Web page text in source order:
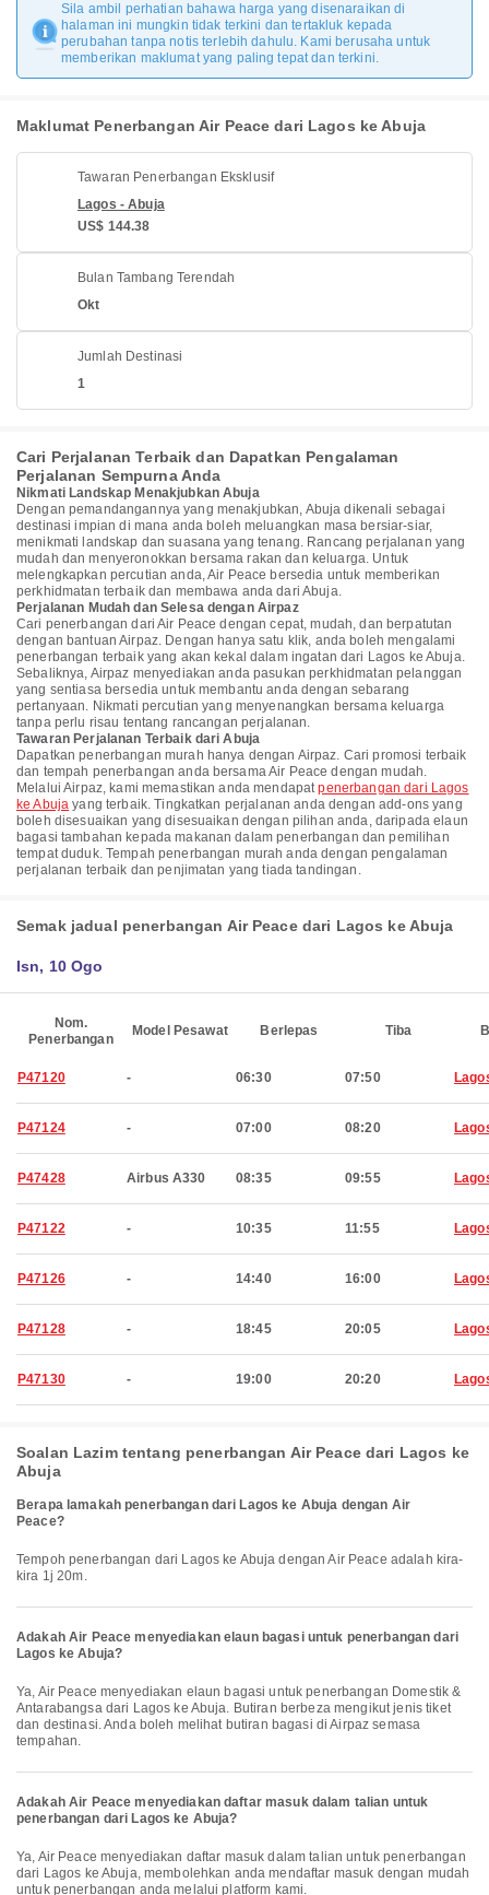
Sila ambil perhatian bahawa harga yang disenaraikan di
halaman ini mungkin tidak terkini dan tertakluk kepada
perubahan tanpa notis terlebih dahulu. Kami berusaha untuk
memberikan maklumat yang paling tepat dan terkini.
Maklumat Penerbangan Air Peace dari Lagos ke Abuja
Tawaran Penerbangan Eksklusif
Lagos - Abuja
US$ 144.38
Bulan Tambang Terendah
Okt
Jumlah Destinasi
1
Cari Perjalanan Terbaik dan Dapatkan Pengalaman
Perjalanan Sempurna Anda
Nikmati Landskap Menakjubkan Abuja
Dengan pemandangannya yang menakjubkan, Abuja dikenali sebagai
destinasi impian di mana anda boleh meluangkan masa bersiar-siar,
menikmati landskap dan suasana yang tenang. Rancang perjalanan yang
mudah dan menyeronokkan bersama rakan dan keluarga. Untuk
melengkapkan percutian anda, Air Peace bersedia untuk memberikan
perkhidmatan terbaik dan membawa anda dari Abuja.
Perjalanan Mudah dan Selesa dengan Airpaz
Cari penerbangan dari Air Peace dengan cepat, mudah, dan berpatutan
dengan bantuan Airpaz. Dengan hanya satu klik, anda boleh mengalami
penerbangan terbaik yang akan kekal dalam ingatan dari Lagos ke Abuja.
Sebaliknya, Airpaz menyediakan anda pasukan perkhidmatan pelanggan
yang sentiasa bersedia untuk membantu anda dengan sebarang
pertanyaan. Nikmati percutian yang menyenangkan bersama keluarga
tanpa perlu risau tentang rancangan perjalanan.
Tawaran Perjalanan Terbaik dari Abuja
Dapatkan penerbangan murah hanya dengan Airpaz. Cari promosi terbaik
dan tempah penerbangan anda bersama Air Peace dengan mudah.
Melalui Airpaz, kami memastikan anda mendapatpenerbangan dari Lagos
ke Abuja yang terbaik. Tingkatkan perjalanan anda dengan add-ons yang
boleh disesuaikan yang disesuaikan dengan pilihan anda, daripada elaun
bagasi tambahan kepada makanan dalam penerbangan dan pemilihan
tempat duduk. Tempah penerbangan murah anda dengan pengalaman
perjalanan terbaik dan penjimatan yang tiada tandingan.
Semak jadual penerbangan Air Peace dari Lagos ke Abuja
Isn, 10 Ogo
Nom.
Penerbangan
Model Pesawat Berlepas Tiba
P47120 - 06:30 07:50
P47124 - 07:00 08:20
P47428 Airbus A330 08:35 09:55
P47122 - 10:35 11:55
P47126 - 14:40 16:00
P47128 - 18:45 20:05
P47130 - 19:00 20:20
Soalan Lazim tentang penerbangan Air Peace dari Lagos ke
Abuja
Berapa lamakah penerbangan dari Lagos ke Abuja dengan Air
Peace?
Tempoh penerbangan dari Lagos ke Abuja dengan Air Peace adalah kira-
kira 1j 20m.
Adakah Air Peace menyediakan elaun bagasi untuk penerbangan dari
Lagos ke Abuja?
Ya, Air Peace menyediakan elaun bagasi untuk penerbangan Domestik &
Antarabangsa dari Lagos ke Abuja. Butiran berbeza mengikut jenis tiket
dan destinasi. Anda boleh melihat butiran bagasi di Airpaz semasa
tempahan.
Adakah Air Peace menyediakan daftar masuk dalam talian untuk
penerbangan dari Lagos ke Abuja?
Ya, Air Peace menyediakan daftar masuk dalam talian untuk penerbangan
dari Lagos ke Abuja, membolehkan anda mendaftar masuk dengan mudah
untuk penerbangan anda melalui platform kami.